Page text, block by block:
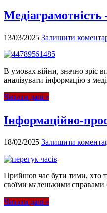
Медіаграмотність
13/03/2025 Залишити
В умовах війни, значно зріс
аналізувати інформацію з
Читати далі »
Інформаційно-
18/02/2025 Залишити
Прийшов час бути тими, хто
своїми маленькими справами
Читати далі »